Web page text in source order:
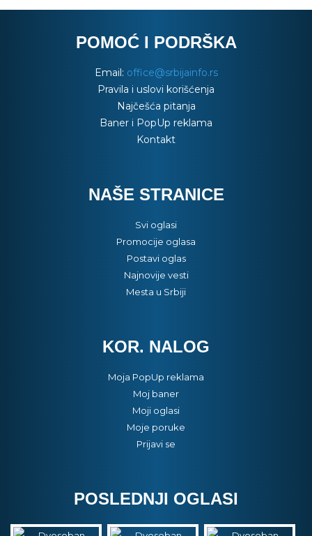
POMOĆ I PODRŠKA
Email: office@srbijainfo.rs
Pravila i uslovi korišćenja
Najčešća pitanja
Baner i PopUp reklama
Kontakt
NAŠE STRANICE
Svi oglasi
Promocije oglasa
Postavi oglas
Najnovije vesti
Mesta u Srbiji
KOR. NALOG
Moja PopUp reklama
Moj baner
Moji oglasi
Moje poruke
Prijavi se
POSLEDNJI OGLASI